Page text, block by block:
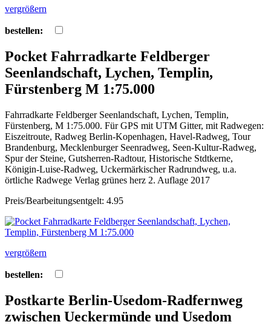
vergrößern
bestellen:
Pocket Fahrradkarte Feldberger
Seenlandschaft, Lychen, Templin,
Fürstenberg M 1:75.000
Fahrradkarte Feldberger Seenlandschaft, Lychen, Templin,
Fürstenberg, M 1:75.000. Für GPS mit UTM Gitter, mit Radwegen:
Eiszeitroute, Radweg Berlin-Kopenhagen, Havel-Radweg, Tour
Brandenburg, Mecklenburger Seenradweg, Seen-Kultur-Radweg,
Spur der Steine, Gutsherren-Radtour, Historische Stdtkerne,
Königin-Luise-Radweg, Uckermärkischer Radrundweg, u.a.
örtliche Radwege Verlag grünes herz 2. Auflage 2017
Preis/Bearbeitungsentgelt: 4.95
vergrößern
bestellen:
Postkarte Berlin-Usedom-Radfernweg
zwischen Ueckermünde und Usedom